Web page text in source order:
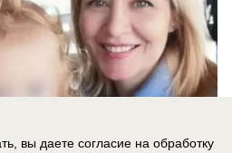
вы даете согласие на обработку